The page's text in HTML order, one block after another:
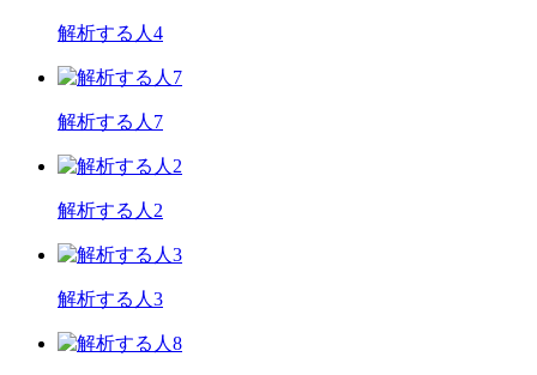
解析する人4
解析する人7
解析する人2
解析する人3